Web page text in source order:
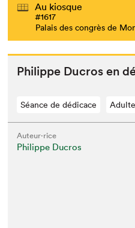
Au kiosque
#1617
Palais des congrès de
Philippe Ducros en
Séance de dédicace Adulte
Auteur·rice
Philippe Ducros